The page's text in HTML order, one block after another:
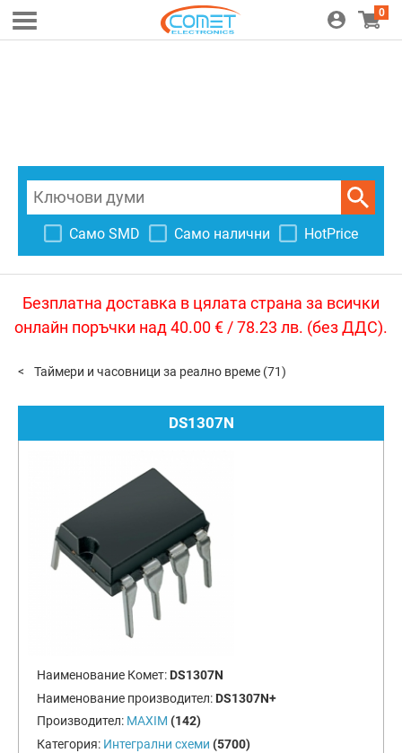
0
Само SMD Само налични HotPrice
Безплатна доставка в цялата страна за всички
онлайн поръчки над 40.00 € / 78.23 лв. (без ДДС).
Таймери и часовници за реално време (71)
DS1307N
Наименование Комет: DS1307N
Наименование производител: DS1307N+
Производител: MAXIM (142)
Категория: Интегрални схеми (5700)